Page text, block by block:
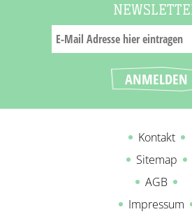
Kontakt
Sitemap
AGB
Impressum